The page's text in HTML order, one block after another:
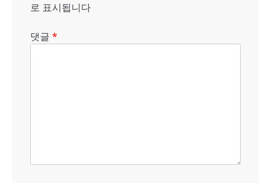
로 표시됩니다
댓글 *